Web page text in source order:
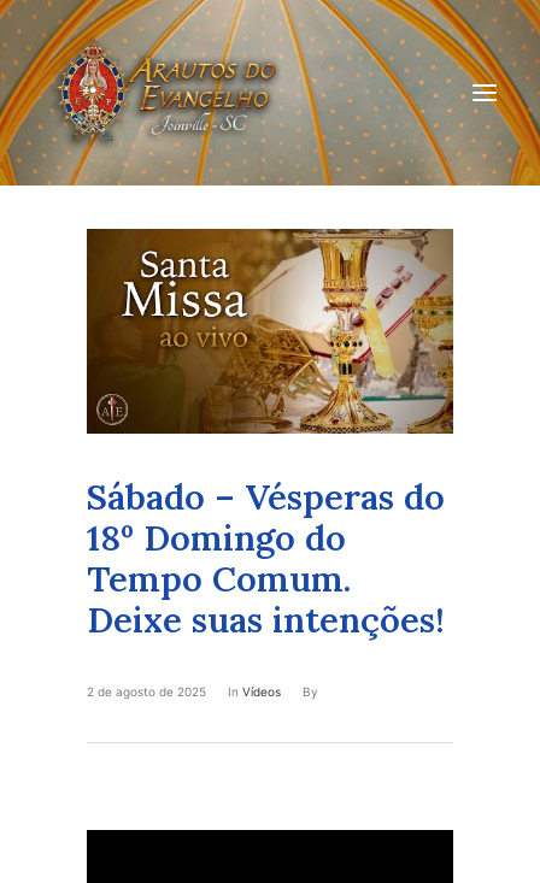
QUEM SOMOS
ARAUTOS JOINVILLE
Sábado – Vésperas do
18º Domingo do
Tempo Comum.
Deixe suas intenções!
2 de agosto de 2025 In Vídeos By